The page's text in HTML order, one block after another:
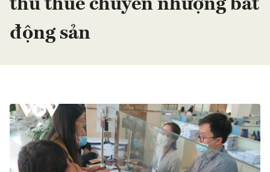
thu thuế chuyển nhượng bất
động sản